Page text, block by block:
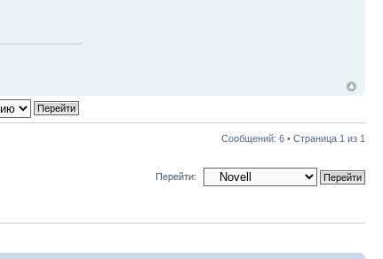
Сообщений: 6 • Страница 1 из 1
Перейти: